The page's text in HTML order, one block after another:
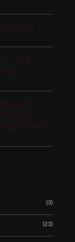
NEUE
– THE
NUIT“ –
(3)
(23)